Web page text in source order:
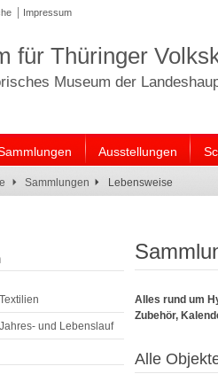
Impressum
für Thüringer
Museum der
Ausstellungen
Sammlungen Lebensweise
Alles rund um
Zubehör,
Alle
und Lebenslauf